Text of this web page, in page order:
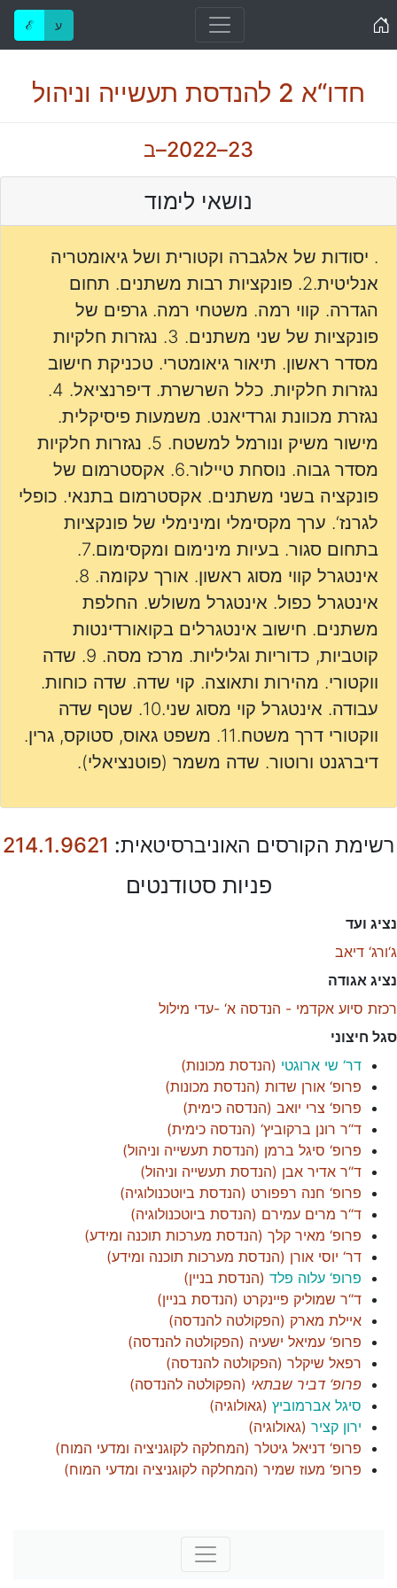
ℰ ע
חדו“א 2 להנדסת תעשייה וניהול
23–2022–ב
נושאי לימוד
. יסודות של אלגברה וקטורית ושל גיאומטריה
אנליטית.2. פונקציות רבות משתנים. תחום
הגדרה. קווי רמה. משטחי רמה. גרפים של
פונקציות של שני משתנים. 3. נגזרות חלקיות
מסדר ראשון. תיאור גיאומטרי. טכניקת חישוב
נגזרות חלקיות. כלל השרשרת. דיפרנציאל. 4.
נגזרת מכוונת וגרדיאנט. משמעות פיסיקלית.
מישור משיק ונורמל למשטח. 5. נגזרות חלקיות
מסדר גבוה. נוסחת טיילור.6. אקסטרמום של
פונקציה בשני משתנים. אקסטרמום בתנאי. כופלי
לגרנז‘. ערך מקסימלי ומינימלי של פונקציות
בתחום סגור. בעיות מינימום ומקסימום.7.
אינטגרל קווי מסוג ראשון. אורך עקומה. 8.
אינטגרל כפול. אינטגרל משולש. החלפת
משתנים. חישוב אינטגרלים בקואורדינטות
קוטביות, כדוריות וגליליות. מרכז מסה. 9. שדה
ווקטורי. מהירות ותאוצה. קוי שדה. שדה כוחות.
עבודה. אינטגרל קוי מסוג שני.10. שטף שדה
ווקטורי דרך משטח.11. משפט גאוס, סטוקס, גרין.
דיברגנט ורוטור. שדה משמר (פוטנציאלי).
רשימת הקורסים האוניברסיטאית: 214.1.9621
פניות סטודנטים
נציג ועד
ג‘ורג‘ דיאב
נציג אגודה
רכזת סיוע אקדמי - הנדסה א‘ -עדי מילול
סגל חיצוני
דר‘ שי ארוגטי (הנדסת מכונות)
פרופ‘ אורן שדות (הנדסת מכונות)
פרופ‘ צרי יואב (הנדסה כימית)
ד“ר רונן ברקוביץ‘ (הנדסה כימית)
פרופ‘ סיגל ברמן (הנדסת תעשייה וניהול)
ד“ר אדיר אבן (הנדסת תעשייה וניהול)
פרופ‘ חנה רפפורט (הנדסת ביוטכנולוגיה)
ד“ר מרים עמירם (הנדסת ביוטכנולוגיה)
פרופ‘ מאיר קלך (הנדסת מערכות תוכנה ומידע)
דר‘ יוסי אורן (הנדסת מערכות תוכנה ומידע)
פרופ‘ עלוה פלד (הנדסת בניין)
ד“ר שמוליק פיינקרט (הנדסת בניין)
איילת מארק (הפקולטה להנדסה)
פרופ‘ עמיאל ישעיה (הפקולטה להנדסה)
רפאל שיקלר (הפקולטה להנדסה)
פרופ‘ דביר שבתאי (הפקולטה להנדסה)
סיגל אברמוביץ (גאולוגיה)
ירון קציר (גאולוגיה)
פרופ‘ דניאל גיטלר (המחלקה לקוגניציה ומדעי המוח)
פרופ‘ מעוז שמיר (המחלקה לקוגניציה ומדעי המוח)